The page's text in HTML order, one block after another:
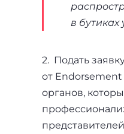
в бутиках
2. Подать
от
органов,